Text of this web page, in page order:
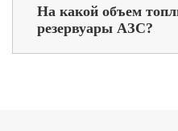
На какой объем
резервуары АЗС?